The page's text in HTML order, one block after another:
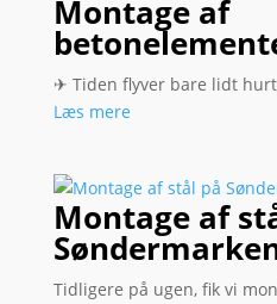
Montage af
✈ Tiden flyver bare lidt
Læs mere
Montage af
Tidligere på ugen, fik vi